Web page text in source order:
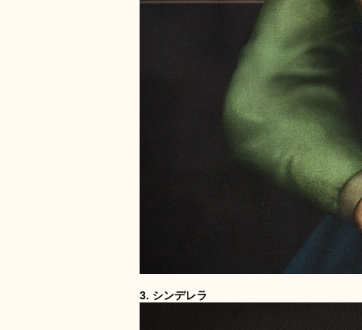
3. シンデレラ